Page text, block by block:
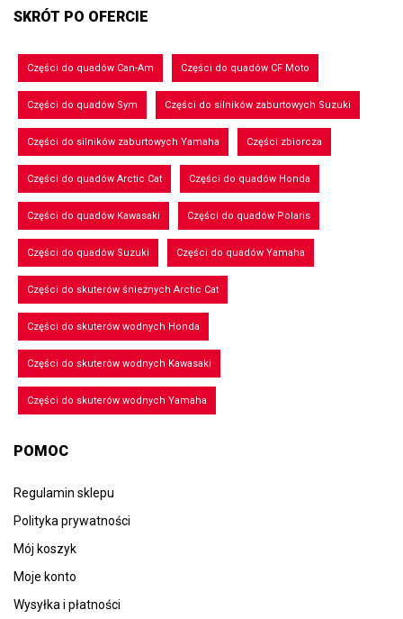
SKRÓT PO OFERCIE
Części do quadów Can-Am Części do quadów CF Moto
Części do quadów Sym Części do silników zaburtowych Suzuki
Części do silników zaburtowych Yamaha Części zbiorcza
Części do quadów Arctic Cat Części do quadów Honda
Części do quadów Kawasaki Części do quadów Polaris
Części do quadów Suzuki Części do quadów Yamaha
Części do skuterów śnieżnych Arctic Cat
Części do skuterów wodnych Honda
Części do skuterów wodnych Kawasaki
Części do skuterów wodnych Yamaha
POMOC
Regulamin sklepu
Polityka prywatności
Mój koszyk
Moje konto
Wysyłka i płatności